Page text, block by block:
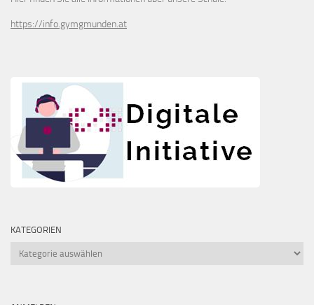
https://info.gymgmunden.at
KATEGORIEN
Kategorien